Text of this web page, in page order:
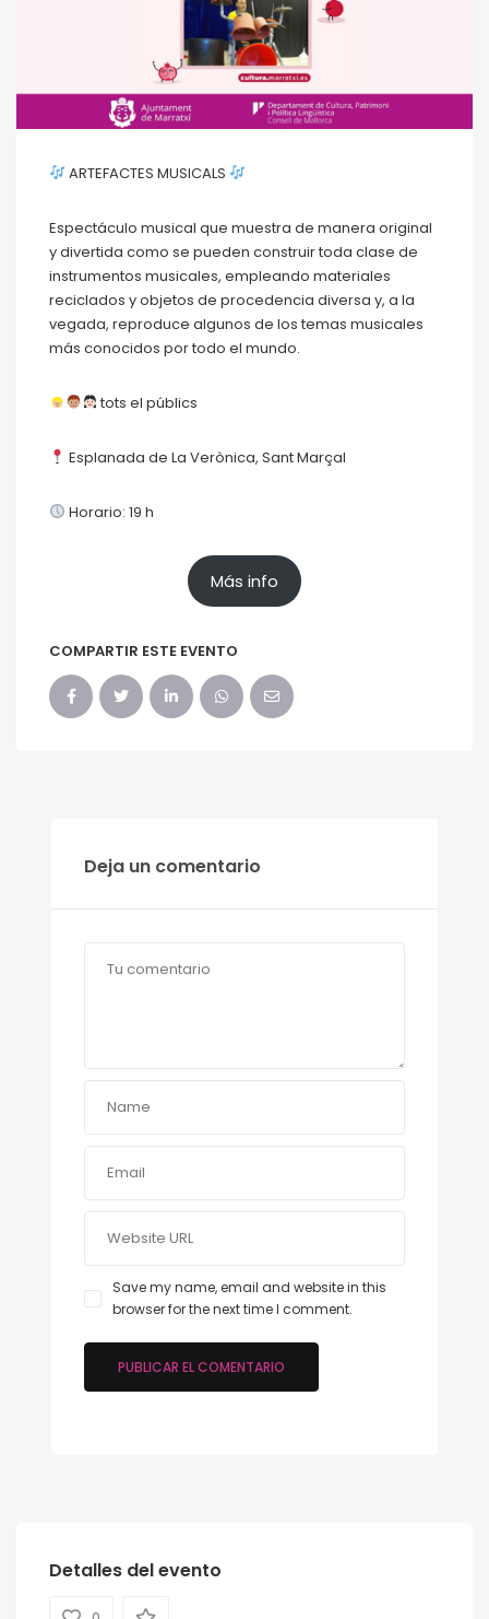
ARTEFACTES MUSICALS
Espectáculo musical que muestra de manera original
y divertida como se pueden construir toda clase de
instrumentos musicales, empleando materiales
reciclados y objetos de procedencia diversa y, a la
vegada, reproduce algunos de los temas musicales
más conocidos por todo el mundo.
tots el públics
Esplanada de La Verònica, Sant Marçal
Horario: 19 h
Más info
COMPARTIR ESTE EVENTO
Deja un comentario
Save my name, email and website in this
browser for the next time I comment.
Detalles del evento